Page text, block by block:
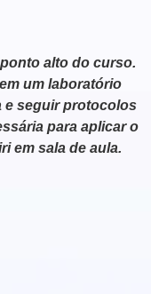
alto do curso.
um laboratório
e seguir protocolos
para aplicar o
em sala de aula.